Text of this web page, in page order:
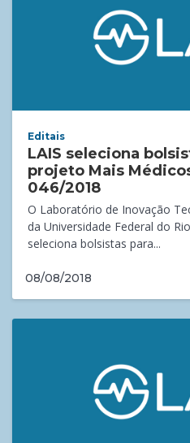
Editais
LAIS seleciona
projeto Mais
046/2018
O Laboratório de Inovação
da Universidade Federal do
seleciona bolsistas para...
08/08/2018